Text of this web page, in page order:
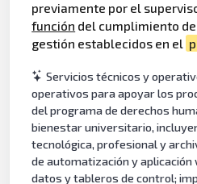
previamente por el
función del cumplimiento
gestión establecidos en el
Servicios técnicos y
operativos para apoyar los
del programa de derechos
bienestar universitario,
tecnológica, profesional y
de automatización y aplicación
datos y tableros de control;